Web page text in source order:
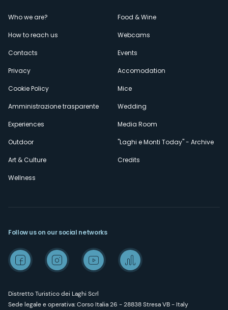
Menù
secondario
Who we are?
How to reach us
Contacts
Privacy
Cookie Policy
Amministrazione trasparente
Experiences
Outdoor
Art & Culture
Wellness
Food & Wine
Webcams
Events
Accomodation
Mice
Wedding
Media Room
"Laghi e Monti Today" - Archive
Credits
Distretto Turistico dei Laghi Scrl
Sede legale e operativa: Corso Italia 26 - 28838 Stresa VB - Italy
Follow us on our social networks